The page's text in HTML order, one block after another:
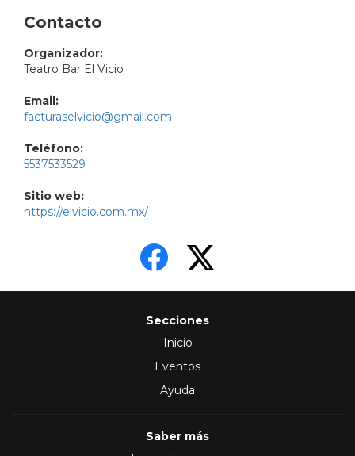
Contacto
Organizador:
Teatro Bar El Vicio
Email:
facturaselvicio@gmail.com
Teléfono:
5537533529
Sitio web:
https://elvicio.com.mx/
Secciones
Inicio
Eventos
Ayuda
Saber más